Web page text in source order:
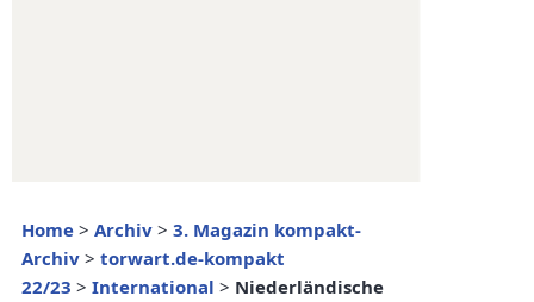
Home > Archiv > 3. Magazin kompakt-
Archiv > torwart.de-kompakt
22/23 > International > Niederländische